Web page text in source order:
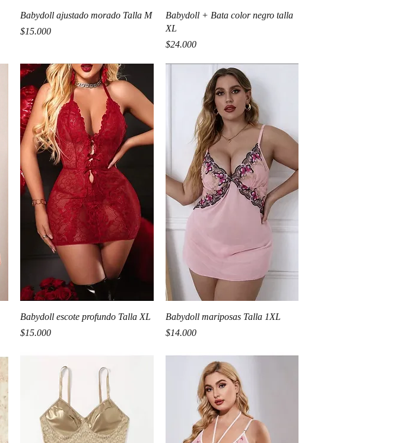
Vista rápida
Babydoll ajustado morado Talla M
Precio
$15.000
Vista rápida
Babydoll + Bata color negro talla
XL
Precio
$24.000
Vista rápida
Babydoll escote profundo Talla XL
Precio
$15.000
Vista rápida
Babydoll mariposas Talla 1XL
Precio
$14.000